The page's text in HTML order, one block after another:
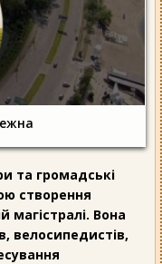
та громадські
створення
магістралі. Вона
велосипедистів,